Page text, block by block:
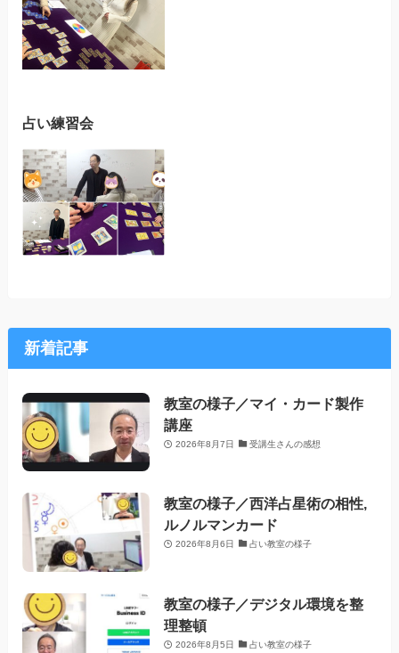
占い練習会
新着記事
教室の様子／マイ・カード製作
講座
2026年8月7日 受講生さんの感想
教室の様子／西洋占星術の相性,
ルノルマンカード
2026年8月6日 占い教室の様子
教室の様子／デジタル環境を整
理整頓
2026年8月5日 占い教室の様子